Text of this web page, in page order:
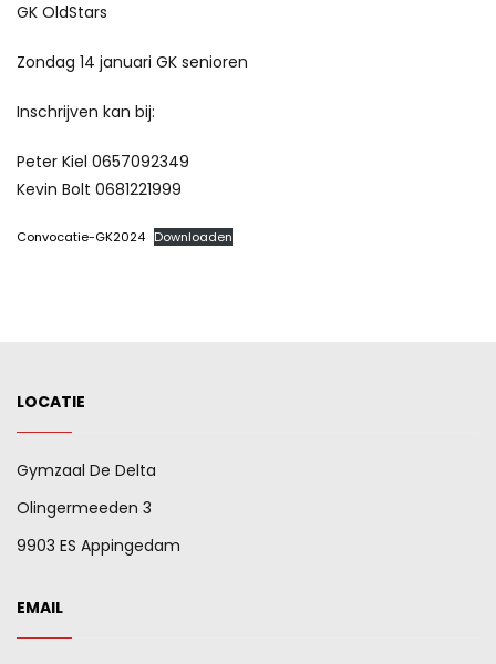
GK OldStars
Zondag 14 januari GK senioren
Inschrijven kan bij:
Peter Kiel 0657092349
Kevin Bolt 0681221999
Convocatie-GK2024 Downloaden
LOCATIE
Gymzaal De Delta
Olingermeeden 3
9903 ES Appingedam
EMAIL